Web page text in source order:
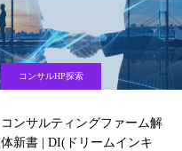
コンサルHP探索
コンサルティングファーム解
体新書 | DI(ドリームインキ